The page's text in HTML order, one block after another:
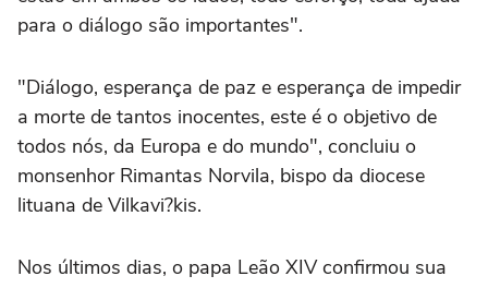
para o diálogo são importantes".
"Diálogo, esperança de paz e esperança de impedir
a morte de tantos inocentes, este é o objetivo de
todos nós, da Europa e do mundo", concluiu o
monsenhor Rimantas Norvila, bispo da diocese
lituana de Vilkavi?kis.
Nos últimos dias, o papa Leão XIV confirmou sua